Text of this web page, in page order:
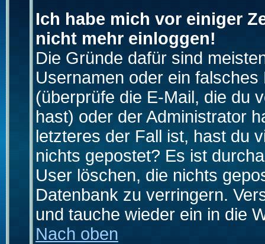
Ich habe mich vor einiger
nicht mehr einloggen!
Die Gründe dafür sind
Usernamen oder ein
(überprüfe die E-Mail, die du
hast) oder der Administrator
letzteres der Fall ist, hast du
nichts gepostet? Es ist
User löschen, die nichts
Datenbank zu verringern.
und tauche wieder ein in die
Nach oben